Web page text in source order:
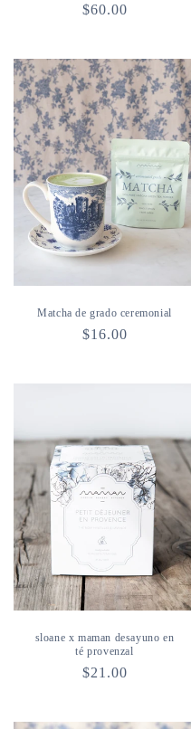
Precio
$60.00
Matcha de grado ceremonial
Precio
$16.00
sloane x maman desayuno en
té provenzal
Precio
$21.00